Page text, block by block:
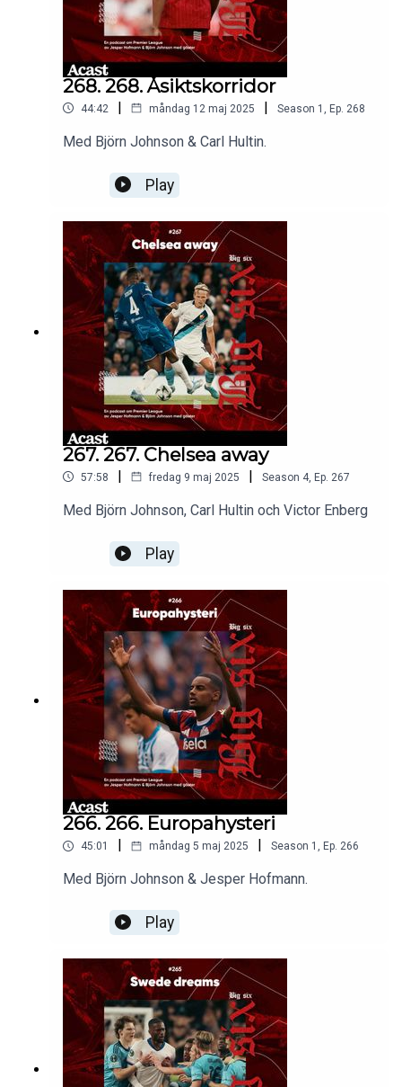
268. 268. Åsiktskorridor
44:42 | måndag 12 maj 2025 | Season 1 , Ep. 268
Med Björn Johnson & Carl Hultin.
Play
267. 267. Chelsea away
57:58 | fredag 9 maj 2025 | Season 4, Ep. 267
Med Björn Johnson, Carl Hultin och Victor Enberg
Play
266. 266. Europahysteri
45:01 | måndag 5 maj 2025 | Season 1 , Ep. 266
Med Björn Johnson & Jesper Hofmann.
Play